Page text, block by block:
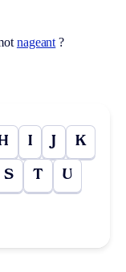
nageant ?
I J K
S T U